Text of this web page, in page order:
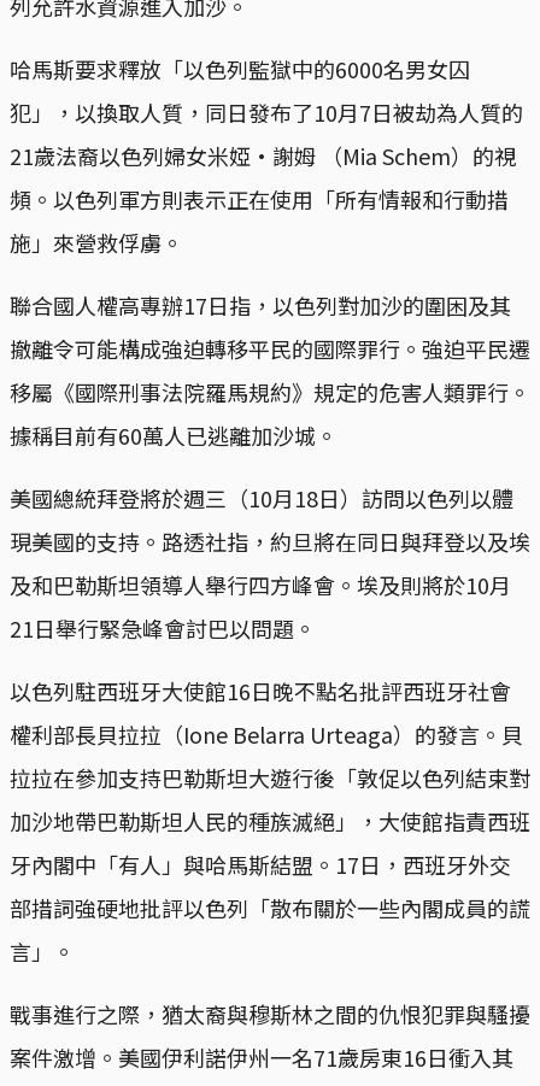
哈馬斯要求釋放「以色列監獄中的6000名男女囚
犯」，以換取人質，同日發布了10月7日被劫為人質的
21歲法裔以色列婦女米婭·謝姆 （Mia Schem）的視
頻。以色列軍方則表示正在使用「所有情報和行動措
施」來營救俘虜。
聯合國人權高專辦17日指，以色列對加沙的圍困及其
撤離令可能構成強迫轉移平民的國際罪行。強迫平民遷
移屬《國際刑事法院羅馬規約》規定的危害人類罪行。
據稱目前有60萬人已逃離加沙城。
美國總統拜登將於週三（10月18日）訪問以色列以體
現美國的支持。路透社指，約旦將在同日與拜登以及埃
及和巴勒斯坦領導人舉行四方峰會。埃及則將於10月
21日舉行緊急峰會討巴以問題。
以色列駐西班牙大使館16日晚不點名批評西班牙社會
權利部長貝拉拉（Ione Belarra Urteaga）的發言。貝
拉拉在參加支持巴勒斯坦大遊行後「敦促以色列結束對
加沙地帶巴勒斯坦人民的種族滅絕」，大使館指責西班
牙內閣中「有人」與哈馬斯結盟。17日，西班牙外交
部措詞強硬地批評以色列「散布關於一些內閣成員的謊
言」。
戰事進行之際，猶太裔與穆斯林之間的仇恨犯罪與騷擾
案件激增。美國伊利諾伊州一名71歲房東16日衝入其